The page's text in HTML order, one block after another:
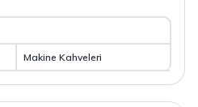
Makine Kahveleri